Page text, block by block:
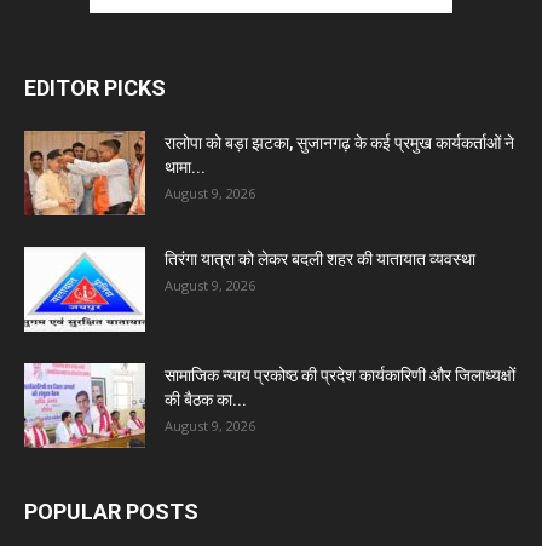
EDITOR PICKS
रालोपा को बड़ा झटका, सुजानगढ़ के कई प्रमुख कार्यकर्ताओं ने
थामा...
August 9, 2026
तिरंगा यात्रा को लेकर बदली शहर की यातायात व्यवस्था
August 9, 2026
सामाजिक न्याय प्रकोष्ठ की प्रदेश कार्यकारिणी और जिलाध्यक्षों
की बैठक का...
August 9, 2026
POPULAR POSTS